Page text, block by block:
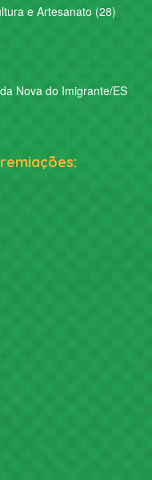
e Artesanato (28)
Nova do Imigrante/ES